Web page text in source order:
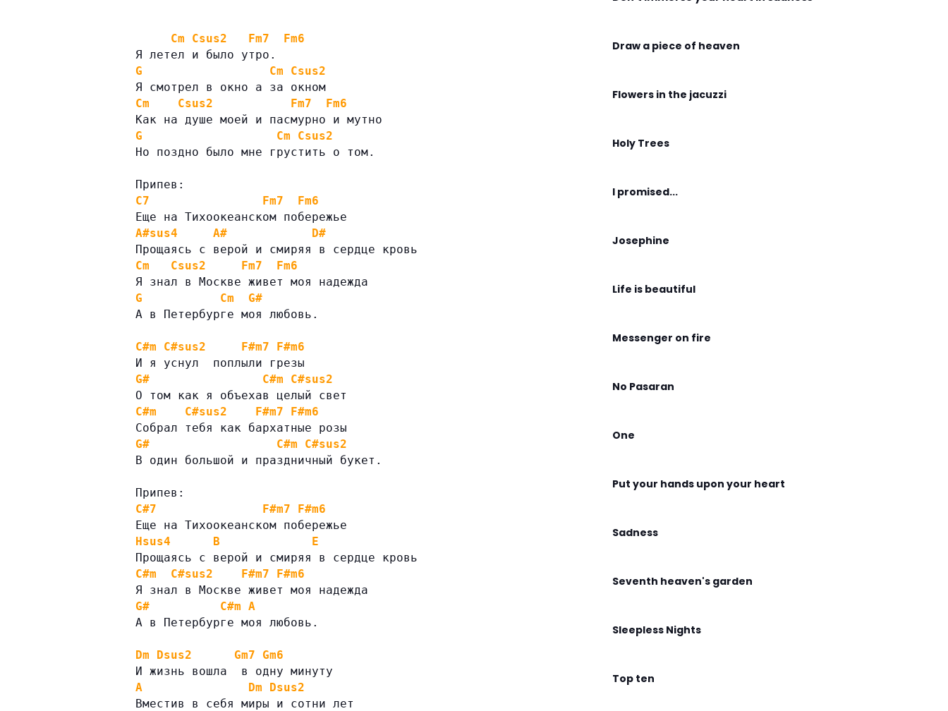
Cm Csus2 Fm7
Fm6
Я летел и было утро.
G
Cm
Csus2
Я смотрел в окно а за окном
Cm
Csus2 Fm7
Fm6
Как на душе моей и пасмурно и мутно
G
Cm
Csus2
Но поздно было мне грустить о том.
Припев:
C7
Fm7
Fm6
Еще на Тихоокеанском побережье
A#sus4
A#
D#
Прощаясь с верой и смиряя в сердце кровь
Cm
Csus2 Fm7
Fm6
Я знал в Москве живет моя надежда
G
Cm
G#
А в Петербурге моя любовь.
C#m C#sus2 F#m7
F#m6
И я уснул  поплыли грезы
G#
C#m
C#sus2
О том как я объехав целый свет
C#m
C#sus2 F#m7
F#m6
Собрал тебя как бархатные розы
G#
C#m
C#sus2
В один большой и праздничный букет.
Припев:
C#7
F#m7
F#m6
Еще на Тихоокеанском побережье
Hsus4
B
E
Прощаясь с верой и смиряя в сердце кровь
C#m
C#sus2 F#m7
F#m6
Я знал в Москве живет моя надежда
G#
C#m A
А в Петербурге моя любовь.
Dm Dsus2 Gm7
Gm6
И жизнь вошла  в одну минуту
A
Dm
Dsus2
Вместив в себя миры и сотни лет
Draw a piece of heaven
Flowers in the jacuzzi
Holy Trees
I promised...
Josephine
Life is beautiful
Messenger on fire
No Pasaran
One
Put your hands upon your heart
Sadness
Seventh heaven's garden
Sleepless Nights
Top ten